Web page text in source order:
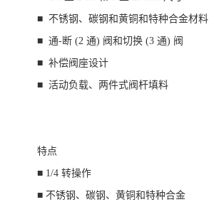
■ 不锈钢、碳钢和黄铜和特种合金材料
■ 通-断 (2 通) 阀和切换 (3 通) 阀
■ 补偿阀座设计
■ 活动负载、两件式阀杆填料
特点
■ 1/4 转操作
■ 不锈钢、碳钢、黄铜和特种合金